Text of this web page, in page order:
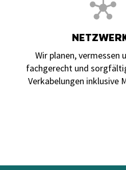
Wir planen, vermessen
fachgerecht und
Verkabelungen inklusive